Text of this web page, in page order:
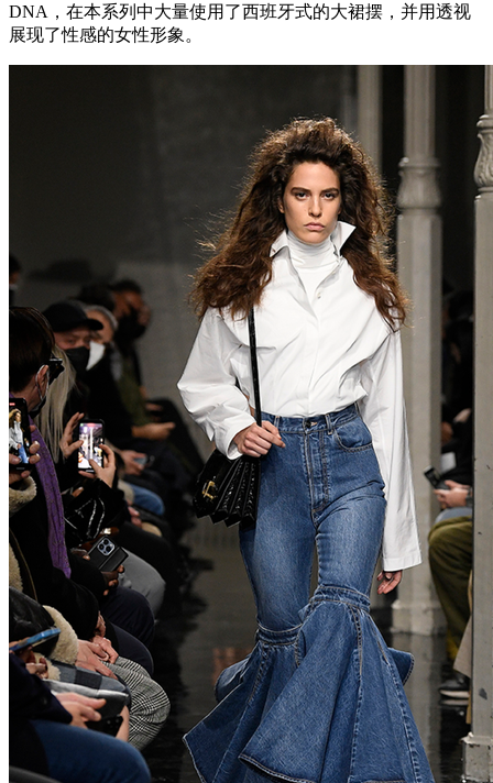
DNA，在本系列中大量使用了西班牙式的大裙摆，并用透视
展现了性感的女性形象。